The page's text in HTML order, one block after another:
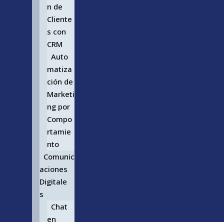
n de
Cliente
s con
CRM
Auto
matiza
ción de
Marketi
ng por
Compo
rtamie
nto
Comunic
aciones
Digitale
s
Chat
en